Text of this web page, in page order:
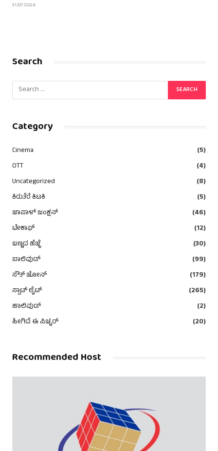
31/07/2026
Search
Category
Cinema
(5)
OTT
(4)
Uncategorized
(8)
ಕಿರುತೆರೆ ಕಿಟಕಿ
(5)
ಜಾಪಾಳ್ ಜಂಕ್ಷನ್
(46)
ಟೇಕಾಫ್
(12)
ಬಣ್ಣದ ಹೆಜ್ಜೆ
(30)
ಬಾಲಿವುಡ್
(99)
ಸೌತ್ ಜೋನ್
(179)
ಸ್ಪಾಟ್ ಲೈಟ್
(265)
ಹಾಲಿವುಡ್
(2)
ಹೀಗಿದೆ ಈ ಪಿಚ್ಚರ್
(20)
Recommended Host